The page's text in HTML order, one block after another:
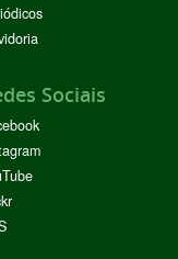
Sociais